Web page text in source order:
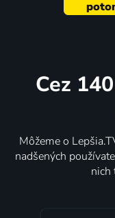
Cez
Môžeme o
nadšených
nich